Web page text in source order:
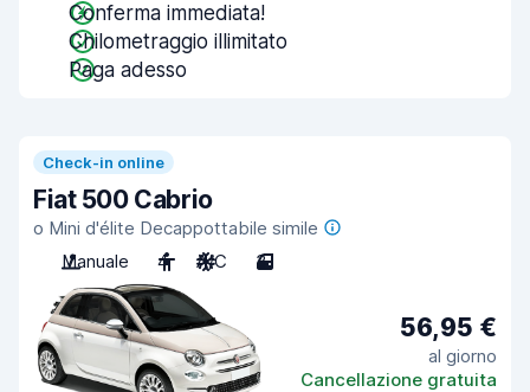
Conferma immediata!
Chilometraggio illimitato
Paga adesso
Check-in online
Fiat 500 Cabrio
o Mini d'élite Decappottabile simile
Manuale
4 A/C 3
56,95 €
al giorno
Cancellazione gratuita